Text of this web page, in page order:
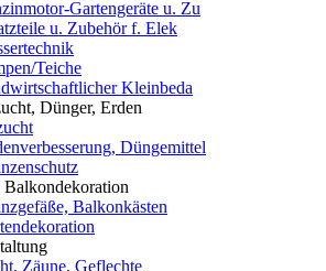
Gartengeräte u. Zu
u. Zubehör f. Elek
Teiche
Kleinbeda
Dünger, Erden
Düngemittel
Balkondekoration
Balkonkästen
Zäune, Geflechte